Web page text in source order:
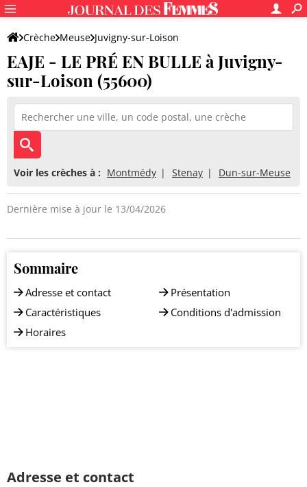
Crèche Meuse Juvigny-sur-Loison
EAJE - LE PRÉ EN BULLE
EAJE - LE PRÉ EN BULLE à Juvigny-
sur-Loison (55600)
Voir les crèches à : Montmédy Stenay Dun-sur-Meuse
Dernière mise à jour le 13/04/2026
Sommaire
Adresse et contact
Caractéristiques
Horaires
Présentation
Conditions d'admission
Adresse et contact